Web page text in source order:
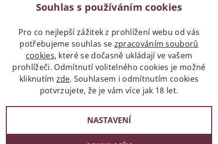
Legislativa
Zákaz prodeje alkoholických nápojů osobám
mladších 18 let.
Naše služby
Souhlas s používáním cookies
Pro co nejlepší zážitek z prohlížení webu od vás
potřebujeme souhlas se zpracováním souborů
cookies, které se dočasně ukládají ve vašem
prohlížeči. Odmítnutí volitelného cookies je možné
kliknutím zde. Souhlasem i odmítnutím cookies
potvrzujete, že je vám více jak 18 let.
NASTAVENÍ